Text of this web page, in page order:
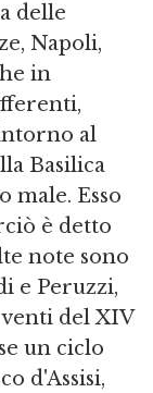
delle
Napoli,
in
al
Basilica
male. Esso
è detto
note sono
e Peruzzi,
del XIV
un ciclo
d'Assisi,